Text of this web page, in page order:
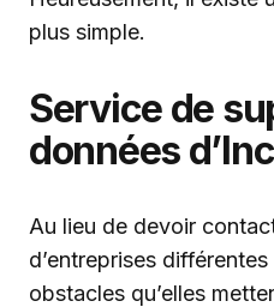
plus simple.
Service de
données
Au lieu de devoir
d’entreprises
obstacles qu’elles